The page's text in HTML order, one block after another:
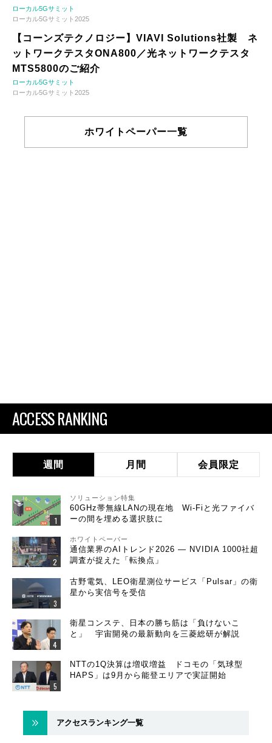
ローカル5Gサミット
ローカル5Gサミット2025
【コーンズテクノロジー】VIAVI Solutions社製 ネ
ットワークテスタONA800／光ネットワークテスタ
MTS5800のご紹介
ローカル5Gサミット
ローカル5Gサミット2025
ホワイトペーパー一覧
ACCESS RANKING
週間 月間 会員限定
ソリューション特集
60GHz帯無線LANの現在地 Wi-Fiと光ファイバ
ーの間を埋める選択肢に
ホワイトペーパー
通信業界のAIトレンド2026 ― NVIDIA 1000社超
調査が捉えた「転換点」
古野電気、LEO衛星測位サービス「Pulsar」の衛
星から実信号を受信
衛星コンステ、日本の勝ち筋は「負けないこ
と」 宇宙開発の最新動向を三菱総研が解説
NTTの1Q決算は増収増益 ドコモの「気球型
HAPS」は9月から能登エリアで実証開始
アクセスランキング一覧